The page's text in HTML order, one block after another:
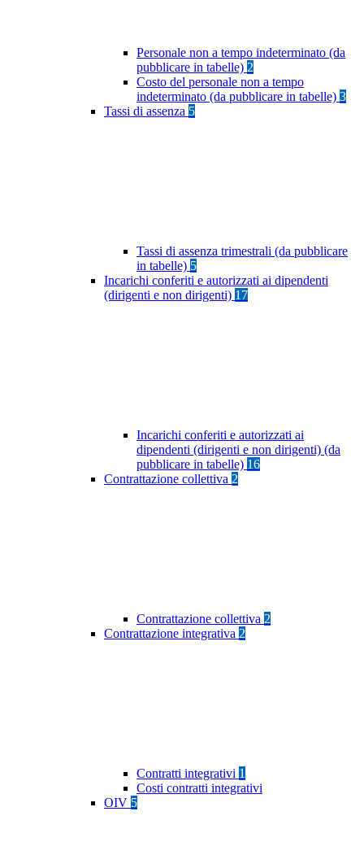
Personale non a tempo indeterminato (da
pubblicare in tabelle) 2
Costo del personale non a tempo
indeterminato (da pubblicare in tabelle) 3
Tassi di assenza 5
Tassi di assenza trimestrali (da pubblicare
in tabelle) 5
Incarichi conferiti e autorizzati ai dipendenti
(dirigenti e non dirigenti) 17
Incarichi conferiti e autorizzati ai
dipendenti (dirigenti e non dirigenti) (da
pubblicare in tabelle) 16
Contrattazione collettiva 2
Contrattazione collettiva 2
Contrattazione integrativa 2
Contratti integrativi 1
Costi contratti integrativi
OIV 5